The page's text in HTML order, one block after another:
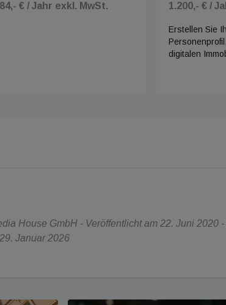
€ / Jahr exkl. MwSt.
1.200,- € /
Erstellen Sie
digitalen
House GmbH - Veröffentlicht am 22. Juni 2020
Januar 2026